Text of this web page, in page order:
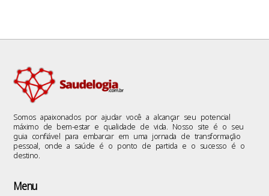
Somos apaixonados por ajudar você a alcançar seu potencial
máximo de bem-estar e qualidade de vida. Nosso site é o seu
guia confiável para embarcar em uma jornada de transformação
pessoal, onde a saúde é o ponto de partida e o sucesso é o
destino.
Menu